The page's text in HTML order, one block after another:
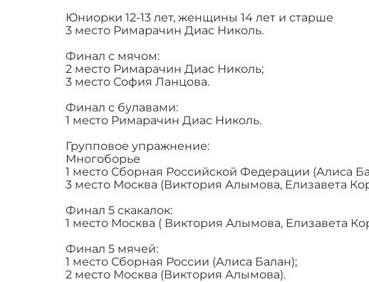
Юниорки 12-13 лет, женщины 14 лет и старше
3 место Римарачин Диас Николь.
Финал с мячом:
2 место Римарачин Диас Николь;
3 место София Ланцова.
Финал с булавами:
1 место Римарачин Диас Николь.
Групповое упражнение:
Многоборье
1 место Сборная Российской Федерации (Алиса
3 место Москва (Виктория Алымова, Елизавета
Финал 5 скакалок:
1 место Москва ( Виктория Алымова, Елизавета
Финал 5 мячей:
1 место Сборная России (Алиса Балан);
2 место Москва (Виктория Алымова).